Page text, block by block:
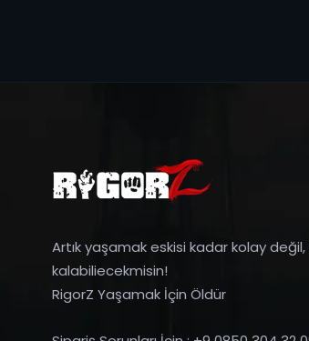
Artık yaşamak eskisi kadar kolay
kalabiliecekmisin!
RigorZ Yaşamak İçin Öldür